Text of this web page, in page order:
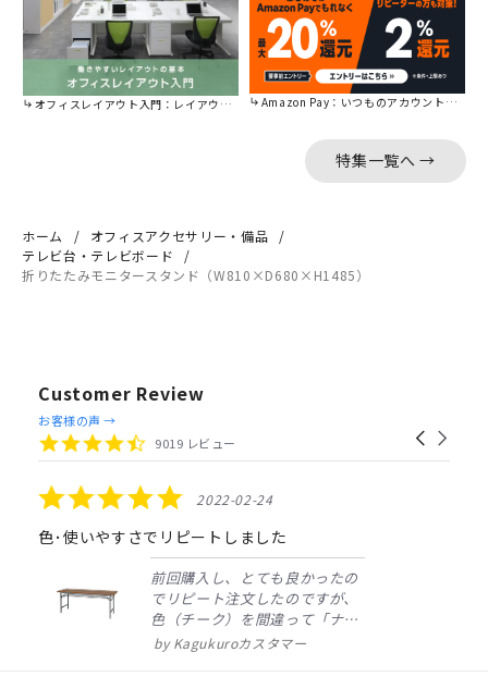
オフィスレイアウト入門：レイアウトの基本をご紹介。 Amazon Pay：いつものアカウントで簡単に決済可能。
特集一覧へ →
ホーム
オフィスアクセサリー・備品
テレビ台・テレビボード
折りたたみモニタースタンド（W810×D680×H1485）
Customer Review
Reviews
carousel
Carousel
4.4
star
9019 レビュー
お客様の声 →
5.0
star
rating
2022-02-24
色･使いやすさでリピートしました
前回購入し、とても良かったの
でリピート注文したのですが、
色（チーク）を間違って「ナチ
ュラル」としてしまいました。
Kagukuroカスタマー